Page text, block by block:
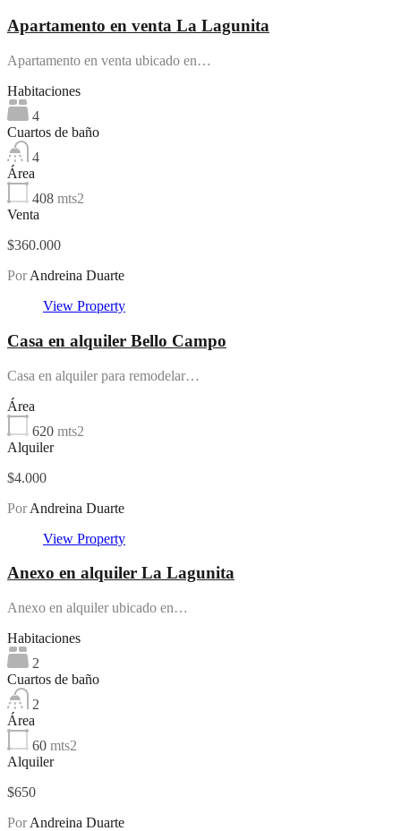
Apartamento en venta La Lagunita
Apartamento en venta ubicado en…
Habitaciones
4
Cuartos de baño
4
Área
408 mts2
Venta
$360.000
Por Andreina Duarte
View Property
Casa en alquiler Bello Campo
Casa en alquiler para remodelar…
Área
620 mts2
Alquiler
$4.000
Por Andreina Duarte
View Property
Anexo en alquiler La Lagunita
Anexo en alquiler ubicado en…
Habitaciones
2
Cuartos de baño
2
Área
60 mts2
Alquiler
$650
Por Andreina Duarte